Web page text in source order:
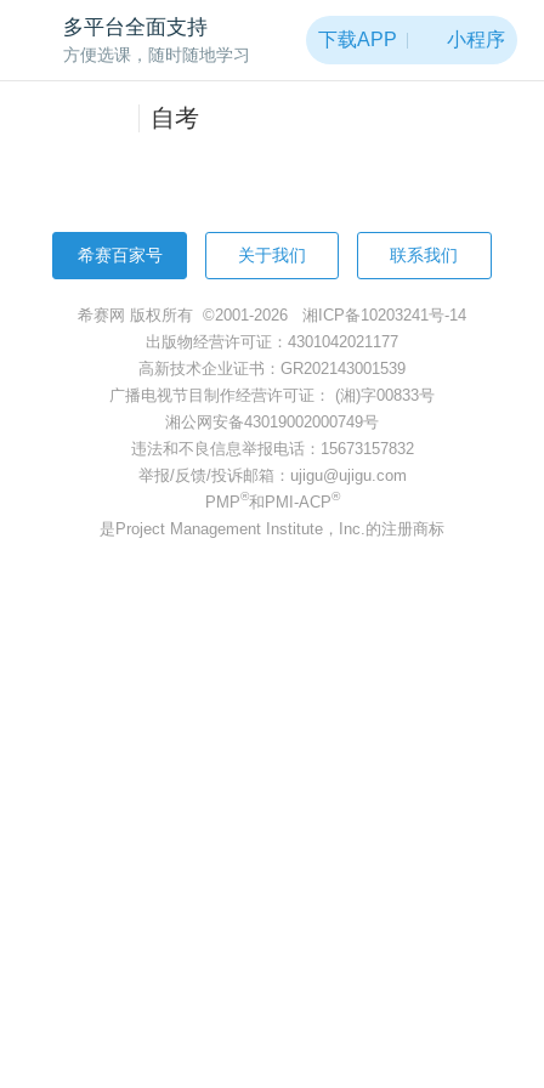
多平台全面支持
方便选课，随时随地学习
下载APP 小程序
自考
非常抱歉，页面被黑洞吸走啦~
希赛百家号 关于我们 联系我们
希赛网 版权所有 ©2001-2026 湘ICP备10203241号-14
出版物经营许可证：4301042021177
高新技术企业证书：GR202143001539
广播电视节目制作经营许可证： (湘)字00833号
湘公网安备43019002000749号
违法和不良信息举报电话：15673157832
举报/反馈/投诉邮箱：ujigu@ujigu.com
PMP®和PMI-ACP®
是Project Management Institute，Inc.的注册商标